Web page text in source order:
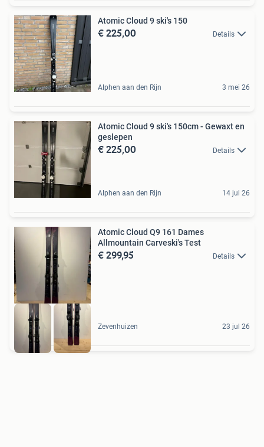
Atomic Cloud 9 ski's 150
€ 225,00 Details
Alphen aan den Rijn 3 mei 26
Atomic Cloud 9 ski's 150cm - Gewaxt en
geslepen
€ 225,00 Details
Alphen aan den Rijn 14 jul 26
Atomic Cloud Q9 161 Dames
Allmountain Carveski's Test
€ 299,95 Details
Zevenhuizen 23 jul 26